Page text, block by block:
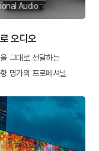
Audio
오디오
그대로 전달하는
명가의 프로페셔널